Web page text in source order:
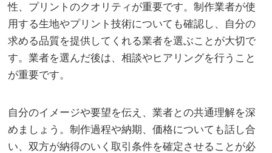
性、プリントのクオリティが重要です。制作業者が使
用する生地やプリント技術についても確認し、自分の
求める品質を提供してくれる業者を選ぶことが大切で
す。業者を選んだ後は、相談やヒアリングを行うこと
が重要です。
自分のイメージや要望を伝え、業者との共通理解を深
めましょう。制作過程や納期、価格についても話し合
い、双方が納得のいく取引条件を確定させることが必